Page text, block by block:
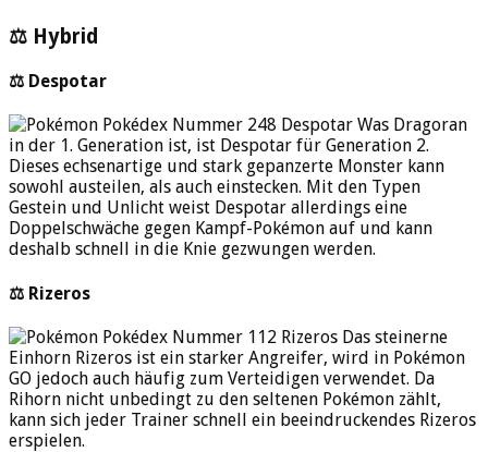
⚖ Hybrid
⚖ Despotar
Was Dragoran
in der 1. Generation ist, ist Despotar für Generation 2.
Dieses echsenartige und stark gepanzerte Monster kann
sowohl austeilen, als auch einstecken. Mit den Typen
Gestein und Unlicht weist Despotar allerdings eine
Doppelschwäche gegen Kampf-Pokémon auf und kann
deshalb schnell in die Knie gezwungen werden.
⚖ Rizeros
Das steinerne
Einhorn Rizeros ist ein starker Angreifer, wird in Pokémon
GO jedoch auch häufig zum Verteidigen verwendet. Da
Rihorn nicht unbedingt zu den seltenen Pokémon zählt,
kann sich jeder Trainer schnell ein beeindruckendes Rizeros
erspielen.